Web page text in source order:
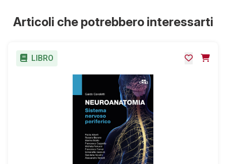
Articoli che potrebbero interessarti
LIBRO